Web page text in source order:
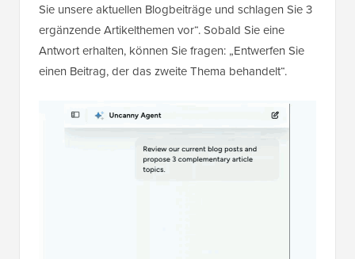
Sie unsere aktuellen Blogbeiträge und schlagen Sie 3
ergänzende Artikelthemen vor“. Sobald Sie eine
Antwort erhalten, können Sie fragen: „Entwerfen Sie
einen Beitrag, der das zweite Thema behandelt“.